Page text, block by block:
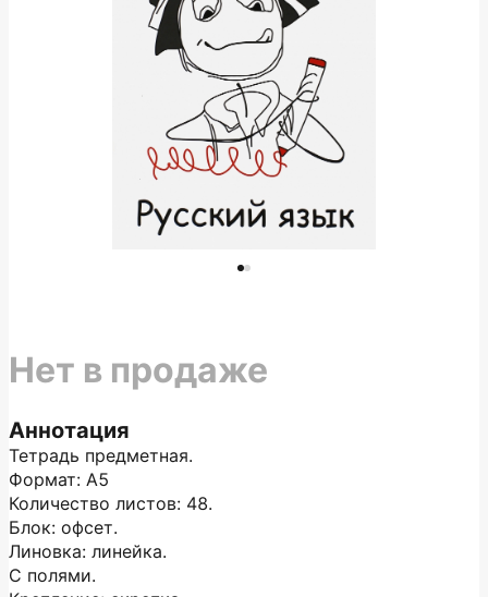
Аннотация
Тетрадь предметная.
Формат: А5
Количество листов: 48.
Блок: офсет.
Линовка: линейка.
С полями.
Нет в продаже